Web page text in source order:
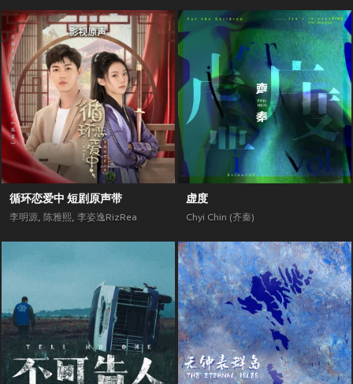
循环恋爱中 短剧原声带
李明源, 陈雅熙, 李姿逸RizRea
虚度
Chyi Chin (齐秦)